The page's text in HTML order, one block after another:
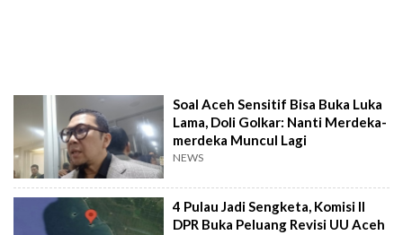
Soal Aceh Sensitif Bisa Buka Luka
Lama, Doli Golkar: Nanti Merdeka-
merdeka Muncul Lagi
NEWS
4 Pulau Jadi Sengketa, Komisi II
DPR Buka Peluang Revisi UU Aceh